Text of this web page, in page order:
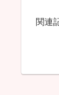
関連